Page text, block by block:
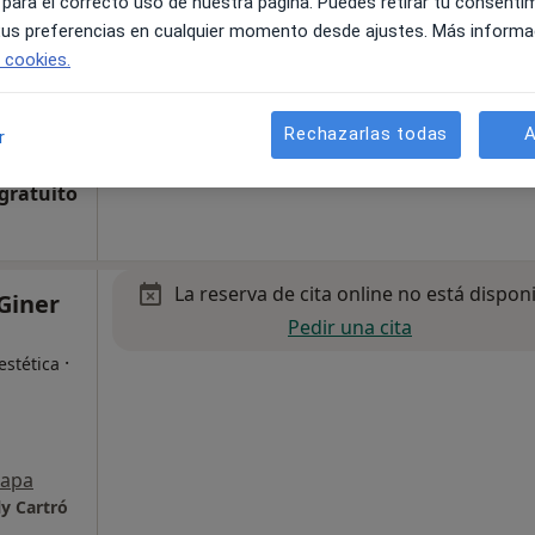
Cartró
·
Cartró
La reserva de cita online no está
Pedir una cita
preferencias en cualquier momento desde ajustes. Más
Rechazarlas todas